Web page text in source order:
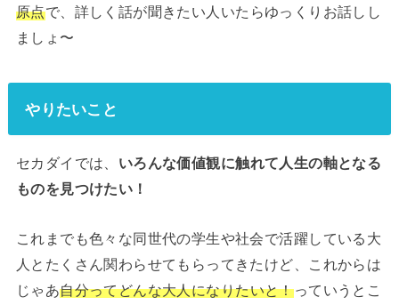
原点で、詳しく話が聞きたい人いたらゆっくりお話しし
ましょ〜
やりたいこと
セカダイでは、 いろんな価値観に触れて人生の軸となる
ものを見つけたい！
これまでも色々な同世代の学生や社会で活躍している大
人とたくさん関わらせてもらってきたけど、これからは
じゃあ自分ってどんな大人になりたいと！っていうとこ